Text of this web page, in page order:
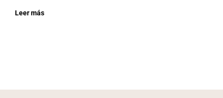
Leer más